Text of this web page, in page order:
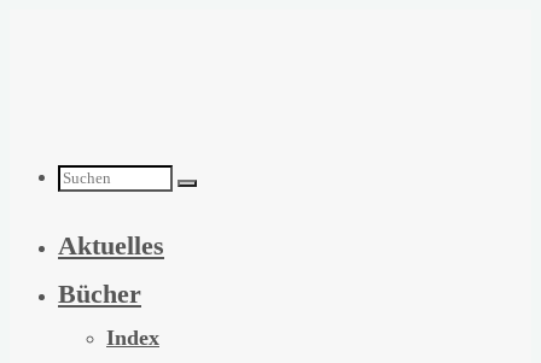
Suchen
nach:
Aktuelles
Bücher
Index